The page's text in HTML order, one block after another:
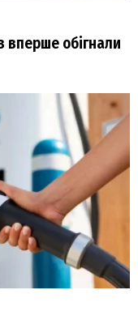
вперше обігнали